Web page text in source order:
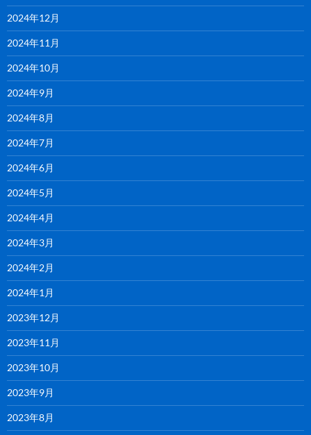
2024年12月
2024年11月
2024年10月
2024年9月
2024年8月
2024年7月
2024年6月
2024年5月
2024年4月
2024年3月
2024年2月
2024年1月
2023年12月
2023年11月
2023年10月
2023年9月
2023年8月